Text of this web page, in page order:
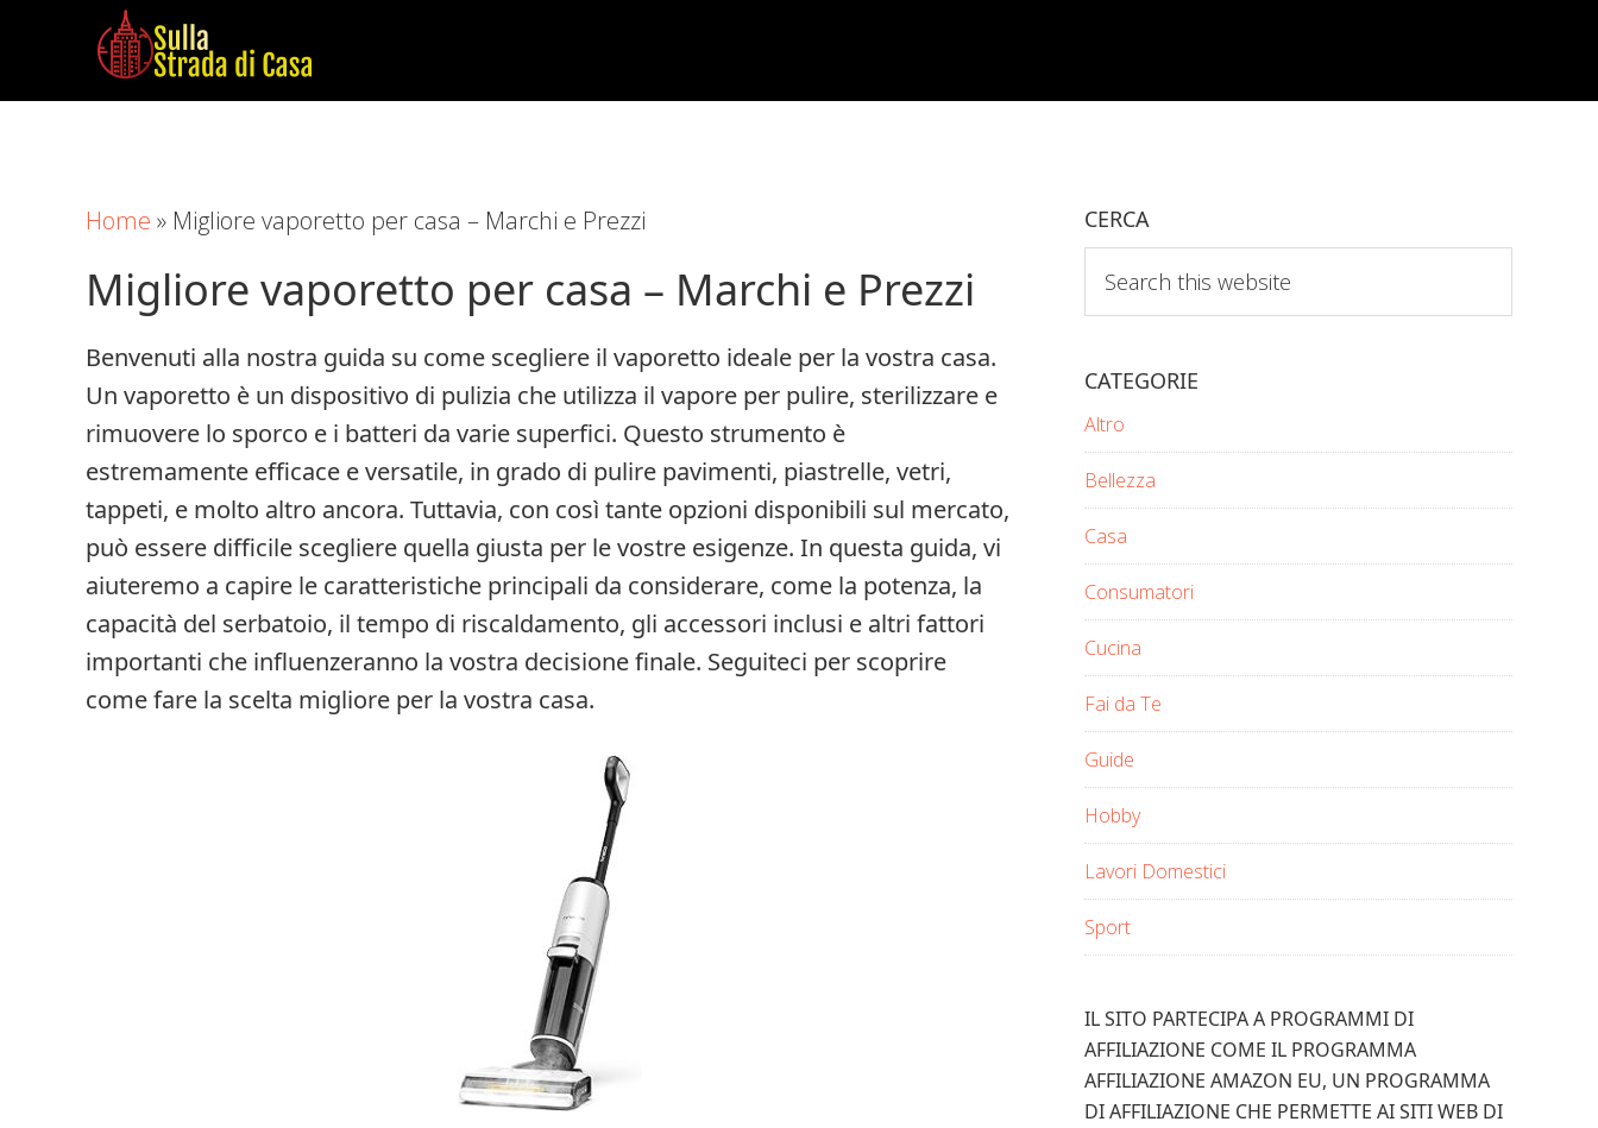
main
primary
footer
Sulla
in
Casa
Home » Migliore vaporetto per casa – Marchi e Prezzi
Migliore vaporetto per casa – Marchi e Prezzi
Benvenuti alla nostra guida su come scegliere il vaporetto ideale per la vostra casa.
Un vaporetto è un dispositivo di pulizia che utilizza il vapore per pulire, sterilizzare e
rimuovere lo sporco e i batteri da varie superfici. Questo strumento è
estremamente efficace e versatile, in grado di pulire pavimenti, piastrelle, vetri,
tappeti, e molto altro ancora. Tuttavia, con così tante opzioni disponibili sul mercato,
può essere difficile scegliere quella giusta per le vostre esigenze. In questa guida, vi
aiuteremo a capire le caratteristiche principali da considerare, come la potenza, la
capacità del serbatoio, il tempo di riscaldamento, gli accessori inclusi e altri fattori
importanti che influenzeranno la vostra decisione finale. Seguiteci per scoprire
come fare la scelta migliore per la vostra casa.
CERCA
this
website
CATEGORIE
Altro
Bellezza
Casa
Consumatori
Cucina
Fai da Te
Guide
Hobby
Lavori Domestici
Sport
IL SITO PARTECIPA A PROGRAMMI DI
AFFILIAZIONE COME IL PROGRAMMA
AFFILIAZIONE AMAZON EU, UN PROGRAMMA
DI AFFILIAZIONE CHE PERMETTE AI SITI WEB DI